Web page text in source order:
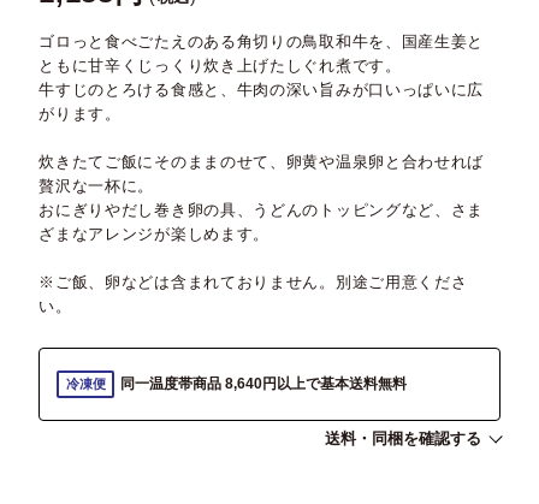
ゴロっと食べごたえのある角切りの鳥取和牛を、国産生姜と
ともに甘辛くじっくり炊き上げたしぐれ煮です。
牛すじのとろける食感と、牛肉の深い旨みが口いっぱいに広
がります。
炊きたてご飯にそのままのせて、卵黄や温泉卵と合わせれば
贅沢な一杯に。
おにぎりやだし巻き卵の具、うどんのトッピングなど、さま
ざまなアレンジが楽しめます。
※ご飯、卵などは含まれておりません。別途ご用意くださ
い。
冷凍便 同一温度帯商品 8,640円以上で基本送料無料
送料・同梱を確認する